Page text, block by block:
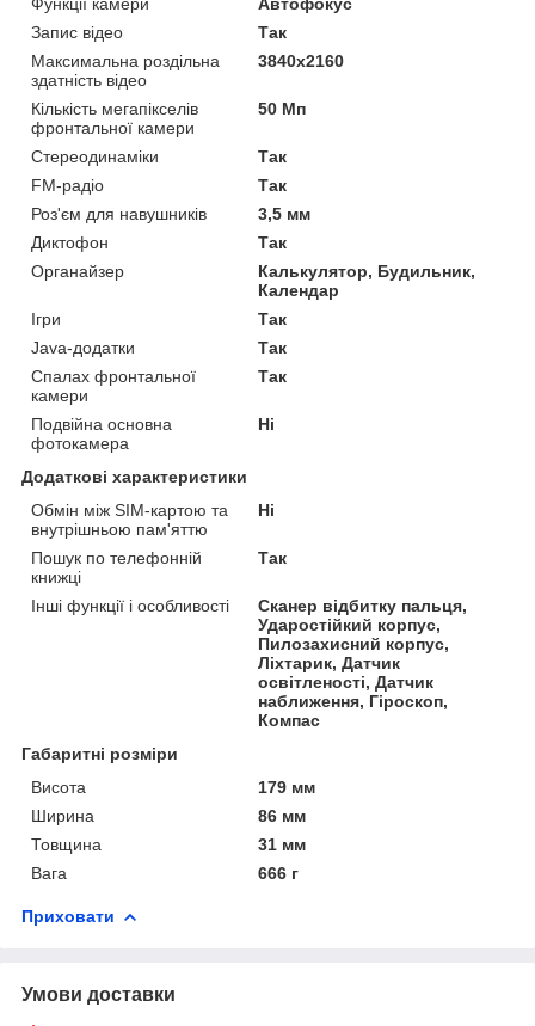
Запис відео
Так
Максимальна роздільна
здатність відео
3840x2160
Кількість мегапікселів
фронтальної камери
50 Мп
Стереодинаміки
Так
FM-радіо
Так
Роз'єм для навушників
3,5 мм
Диктофон
Так
Органайзер
Калькулятор, Будильник,
Календар
Ігри
Так
Java-додатки
Так
Спалах фронтальної
камери
Так
Подвійна основна
фотокамера
Ні
Додаткові характеристики
Обмін між SIM-картою та
внутрішньою пам'яттю
Ні
Пошук по телефонній
книжці
Так
Інші функції і особливості
Сканер відбитку пальця,
Ударостійкий корпус,
Пилозахисний корпус,
Ліхтарик, Датчик
освітленості, Датчик
наближення, Гіроскоп,
Компас
Габаритні розміри
Висота
179 мм
Ширина
86 мм
Товщина
31 мм
Вага
666 г
Приховати
Умови доставки